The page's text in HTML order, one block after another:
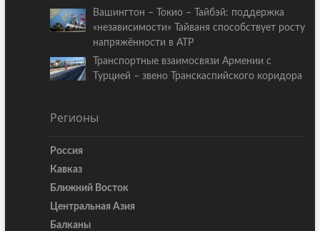
Вашингтон – Токио – Тайбэй: поддержка
«независимости» Тайваня способствует росту
напряжённости в АТР
Транспортные взаимосвязи Армении с
Турцией – звено Транскаспийского коридора
Регионы
Россия
Кавказ
Ближний Восток
Центральная Азия
Балканы